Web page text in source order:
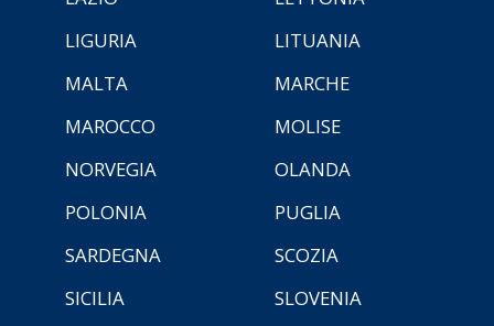
LIGURIA
LITUANIA
MALTA
MARCHE
MAROCCO
MOLISE
NORVEGIA
OLANDA
POLONIA
PUGLIA
SARDEGNA
SCOZIA
SICILIA
SLOVENIA